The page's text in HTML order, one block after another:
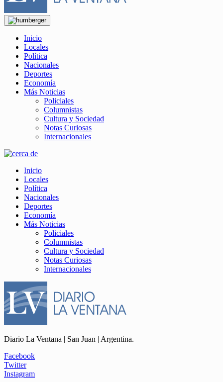
Inicio
Locales
Política
Nacionales
Deportes
Economía
Más Noticias
Policiales
Columnistas
Cultura y Sociedad
Notas Curiosas
Internacionales
Inicio
Locales
Política
Nacionales
Deportes
Economía
Más Noticias
Policiales
Columnistas
Cultura y Sociedad
Notas Curiosas
Internacionales
Diario La Ventana | San Juan | Argentina.
Facebook
Twitter
Instagram